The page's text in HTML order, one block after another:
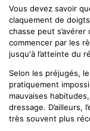
Vous devez savoir
claquement de
chasse peut
commencer par les
jusqu'à l’atteinte du
Selon les préjugés,
pratiquement
mauvaises
dressage. D’ailleurs,
très souvent plus